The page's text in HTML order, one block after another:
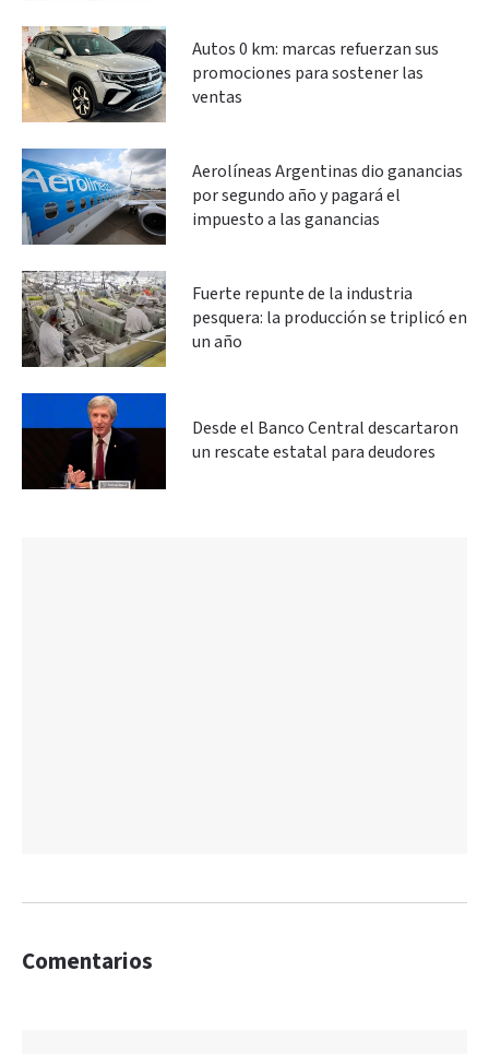
Autos 0 km: marcas refuerzan sus
promociones para sostener las
ventas
Aerolíneas Argentinas dio ganancias
por segundo año y pagará el
impuesto a las ganancias
Fuerte repunte de la industria
pesquera: la producción se triplicó en
un año
Desde el Banco Central descartaron
un rescate estatal para deudores
Comentarios